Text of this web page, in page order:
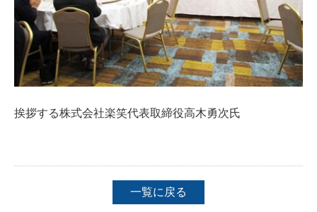
挨拶する株式会社楽笑代表取締役高木勇次氏
一覧に戻る